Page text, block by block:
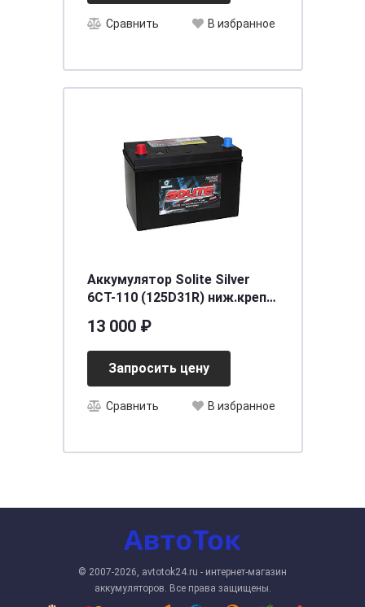
Сравнить В избранное
Аккумулятор Solite Silver
6СТ-110 (125D31R) ниж.креп.
13 000 ₽
Запросить цену
Сравнить В избранное
© 2007-2026, avtotok24.ru - интернет-магазин
аккумуляторов. Все права защищены.